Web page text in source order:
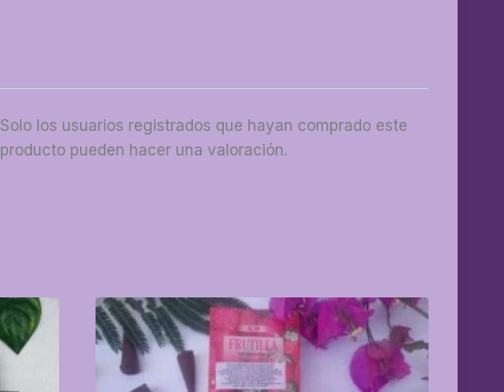
Solo los usuarios registrados que hayan comprado este
producto pueden hacer una valoración.